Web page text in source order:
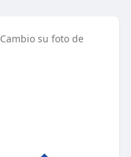
Cambio su foto de